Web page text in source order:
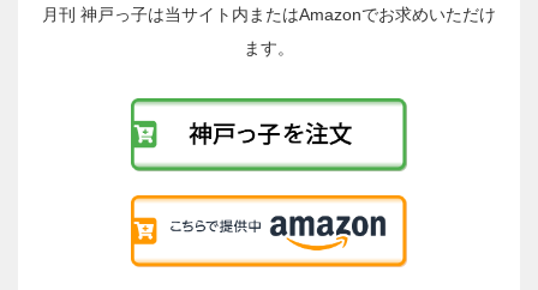
稿
月刊 神戸っ子は当サイト内またはAmazonでお求めいただけ
ます。